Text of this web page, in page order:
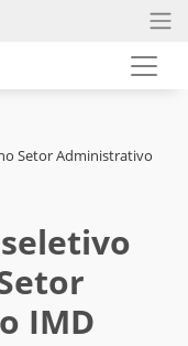
Setor Administrativo
IMD